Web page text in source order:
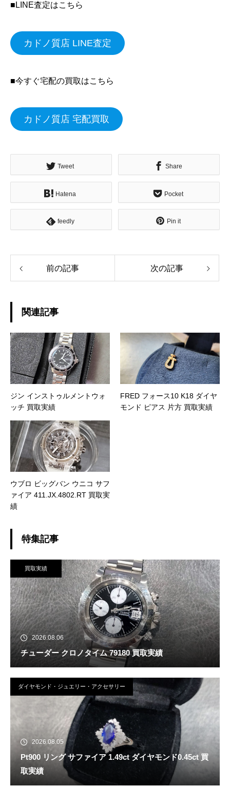
■LINE査定はこちら
カドノ質店 LINE査定
■今すぐ宅配の買取はこちら
カドノ質店 宅配買取
Tweet Share
Hatena Pocket
feedly Pin it
前の記事 次の記事
関連記事
ジン インストゥルメントウォ
ッチ 買取実績
FRED フォース10 K18 ダイヤ
モンド ピアス 片方 買取実績
ウブロ ビッグバン ウニコ サフ
ァイア 411.JX.4802.RT 買取実
績
特集記事
買取実績
2026.08.06
チューダー クロノタイム 79180 買取実績
ダイヤモンド・ジュエリー・アクセサリー
2026.08.05
Pt900 リング サファイア 1.49ct ダイヤモンド0.45ct 買
取実績